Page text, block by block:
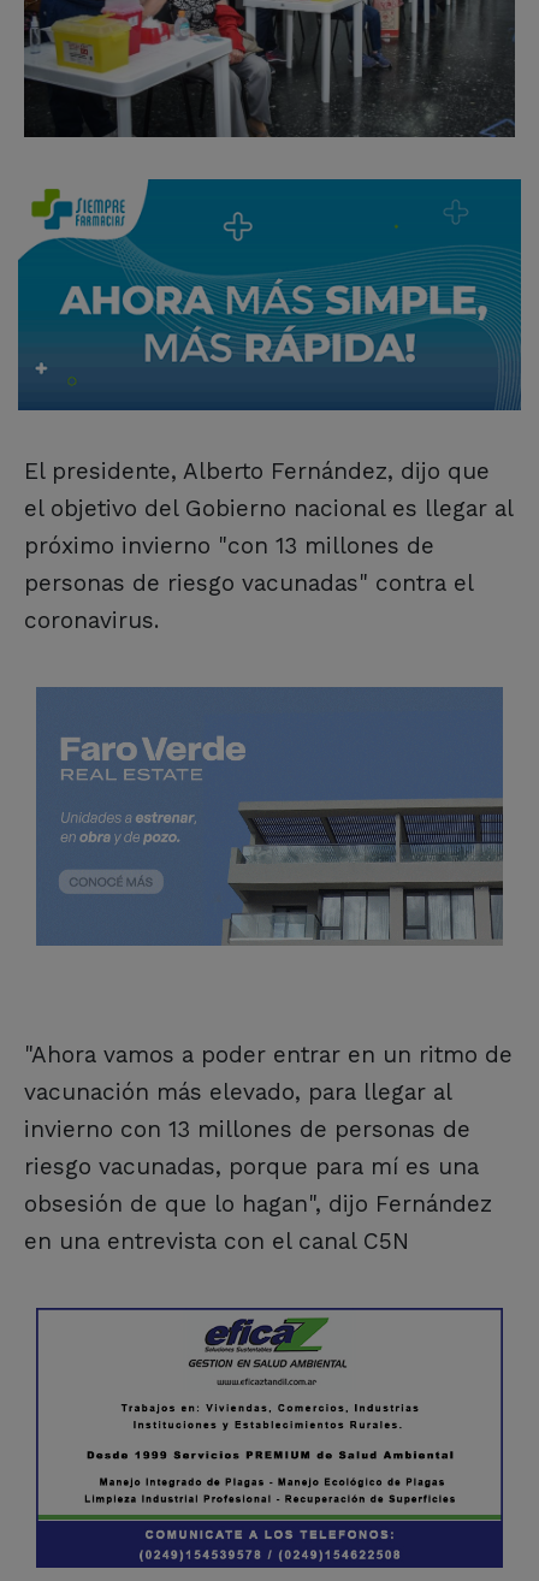
El presidente, Alberto Fernández, dijo que
el objetivo del Gobierno nacional es llegar al
próximo invierno "con 13 millones de
personas de riesgo vacunadas" contra el
coronavirus.
"Ahora vamos a poder entrar en un ritmo de
vacunación más elevado, para llegar al
invierno con 13 millones de personas de
riesgo vacunadas, porque para mí es una
obsesión de que lo hagan", dijo Fernández
en una entrevista con el canal C5N